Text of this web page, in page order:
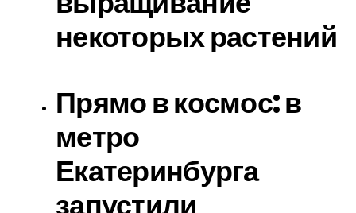
некоторых растений
Прямо в космос: в
метро
Екатеринбурга